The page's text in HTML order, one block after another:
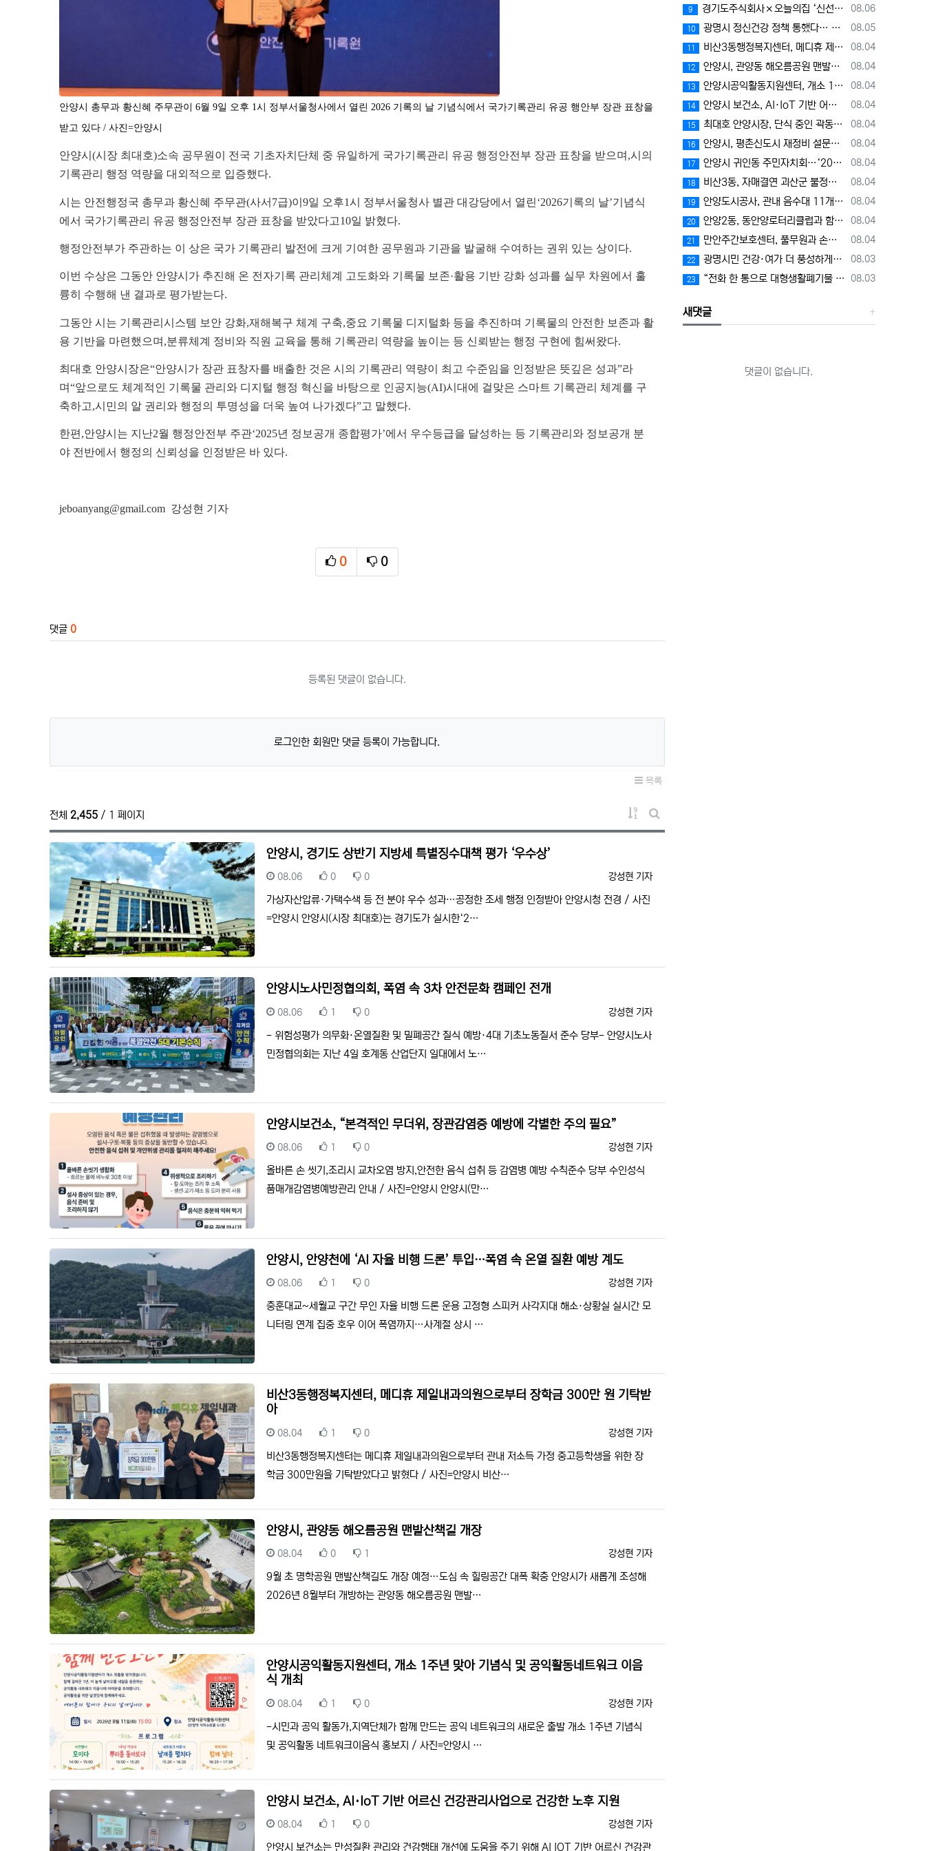
안양시 총무과 황신혜 주무관이 6월 9일 오후 1시 정부서울청사에서 열린 2026 기록의 날 기념식에서 국가기록관리 유공 행안부 장관 표창을
받고 있다 / 사진=안양시
안양시 (시장 최대호)소속 공무원이 전국 기초자치단체 중 유일하게 국가기록관리 유공 행정안전부 장관 표창을 받으며 ,시의
기록관리 행정 역량을 대외적으로 입증했다.
시는 안전행정국 총무과 황신혜 주무관(사서 7급)이 9일 오후1시 정부서울청사 별관 대강당에서 열린‘2026기록의 날’기념식
에서 국가기록관리 유공 행정안전부 장관 표창을 받았다고10일 밝혔다.
행정안전부가 주관하는 이 상은 국가 기록관리 발전에 크게 기여한 공무원과 기관을 발굴해 수여하는 권위 있는 상이다.
이번 수상은 그동안 안양시가 추진해 온 전자기록 관리체계 고도화와 기록물 보존·활용 기반 강화 성과를 실무 차원에서 훌
륭히 수행해 낸 결과로 평가받는다.
그동안 시는 기록관리시스템 보안 강화,재해복구 체계 구축,중요 기록물 디지털화 등을 추진하며 기록물의 안전한 보존과 활
용 기반을 마련했으며 ,분류체계 정비와 직원 교육을 통해 기록관리 역량을 높이는 등 신뢰받는 행정 구현에 힘써왔다.
최대호 안양시장은“안양시가 장관 표창자를 배출한 것은 시의 기록관리 역량이 최고 수준임을 인정받은 뜻깊은 성과”라
며“앞으로도 체계적인 기록물 관리와 디지털 행정 혁신을 바탕으로 인공지능(AI)시대에 걸맞은 스마트 기록관리 체계를 구
축하고,시민의 알 권리와 행정의 투명성을 더욱 높여 나가겠다”고 말했다.
한편 ,안양시는 지난2월 행정안전부 주관‘2025년 정보공개 종합평가’에서 우수등급을 달성하는 등 기록관리와 정보공개 분
야 전반에서 행정의 신뢰성을 인정받은 바 있다.
jeboanyang@gmail.com 강성현 기자
0
추천
0
비추천
댓글 0
등록된 댓글이 없습니다.
로그인한 회원만 댓글 등록이 가능합니다.
목록
전체 2,455 / 1 페이지
게시물 정렬
게시판 검색
안양시, 경기도 상반기 지방세 특별징수대책 평가 ‘우수상’
등록자
강성현 기자
등록일
08.06 추천
0 비추천
0
가상자산압류·가택수색 등 전 분야 우수 성과…공정한 조세 행정 인정받아 안양시청 전경 / 사진
=안양시 안양시(시장 최대호)는 경기도가 실시한‘2…
안양시노사민정협의회, 폭염 속 3차 안전문화 캠페인 전개
등록자
강성현 기자
등록일
08.06 추천
1 비추천
0
- 위험성평가 의무화·온열질환 및 밀폐공간 질식 예방·4대 기초노동질서 준수 당부- 안양시노사
민정협의회는 지난 4일 호계동 산업단지 일대에서 노…
안양시보건소, “본격적인 무더위, 장관감염증 예방에 각별한 주의 필요”
등록자
강성현 기자
등록일
08.06 추천
1 비추천
0
올바른 손 씻기,조리시 교차오염 방지,안전한 음식 섭취 등 감염병 예방 수칙준수 당부 수인성식
품매개감염병예방관리 안내 / 사진=안양시 안양시(만…
안양시, 안양천에 ‘AI 자율 비행 드론’ 투입…폭염 속 온열 질환 예방 계도
등록자
강성현 기자
등록일
08.06 추천
1 비추천
0
충훈대교~세월교 구간 무인 자율 비행 드론 운용 고정형 스피커 사각지대 해소·상황실 실시간 모
니터링 연계 집중 호우 이어 폭염까지…사계절 상시 …
비산3동행정복지센터, 메디휴 제일내과의원으로부터 장학금 300만 원 기탁받
아
등록자
강성현 기자
등록일
08.04 추천
1 비추천
0
비산3동행정복지센터는 메디휴 제일내과의원으로부터 관내 저소득 가정 중고등학생을 위한 장
학금 300만원을 기탁받았다고 밝혔다 / 사진=안양시 비산…
안양시, 관양동 해오름공원 맨발산책길 개장
등록자
강성현 기자
등록일
08.04 추천
0 비추천
1
9월 초 명학공원 맨발산책길도 개장 예정…도심 속 힐링공간 대폭 확충 안양시가 새롭게 조성해
2026년 8월부터 개방하는 관양동 해오름공원 맨발…
안양시공익활동지원센터, 개소 1주년 맞아 기념식 및 공익활동네트워크 이음
식 개최
등록자
강성현 기자
등록일
08.04 추천
1 비추천
0
-시민과 공익 활동가,지역단체가 함께 만드는 공익 네트워크의 새로운 출발 개소 1주년 기념식
및 공익활동 네트워크이음식 홍보지 / 사진=안양시 …
안양시 보건소, AI·IoT 기반 어르신 건강관리사업으로 건강한 노후 지원
등록자
강성현 기자
등록일
08.04 추천
1 비추천
0
안양시 보건소는 만성질환 관리와 건강행태 개선에 도움을 주기 위해 AI IOT 기반 어르신 건강관
등록일
08.06
9 경기도주식회사×오늘의집 ‘신선식품 기획전’에서 과일·고기 최대 30% 할인
등록일
08.05
10 광명시 정신건강 정책 통했다… 시민 마음건강, 경기도 최고 수준
등록일
08.04
11 비산3동행정복지센터, 메디휴 제일내과의원으로부터 장학금 300만 원 기탁받아
등록일
08.04
12 안양시, 관양동 해오름공원 맨발산책길 개장
등록일
08.04
13 안양시공익활동지원센터, 개소 1주년 맞아 기념식 및 공익활동네트워크 이음식 개최
등록일
08.04
14 안양시 보건소, AI·IoT 기반 어르신 건강관리사업으로 건강한 노후 지원
등록일
08.04
15 최대호 안양시장, 단식 중인 곽동윤 시 의원 방문…"의회 조속히 정상화돼야"
등록일
08.04
16 안양시, 평촌신도시 재정비 설문조사 실시…“주민이 만드는 평촌 미래”
등록일
08.04
17 안양시 귀인동 주민자치회…‘2026년 경기도 주민자치 우수사례 경연대회’장려상 수상
등록일
08.04
18 비산3동, 자매결연 괴산군 불정면 농·특산물 직거래 장터 열어
등록일
08.04
19 안양도시공사, 관내 음수대 11개소 수질검사 '적합' 시민 안심 이용 환경 조성
등록일
08.04
20 안양2동, 동안양로터리클럽과 함께하는「이웃사촌 프로젝트」본격 추진
등록일
08.04
21 만안주간보호센터, 풀무원과 손잡고 어르신 대상 음식 제조 강의 개최
등록일
08.03
22 광명시민 건강·여가 더 풍성하게… 광명스피돔 ‘경륜공원 스포츠센터’ 8월 5일부터 운영
등록일
08.03
23 “전화 한 통으로 대형생활폐기물 배출 신고하세요” 광명시, 3일부터 폐기물 지원센터 전화 신고 서비스 운영
새댓글
댓글이 없습니다.